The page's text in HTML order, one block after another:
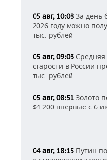
05 авг, 10:08 За день
2026 году можно
тыс. рублей
05 авг, 09:03
старости в России
тыс. рублей
05 авг, 08:51 Золото
$4 200 впервые с 6
04 авг, 18:15 Путин